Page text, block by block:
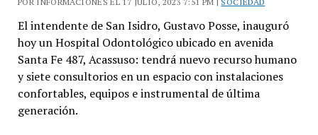
El intendente de San Isidro, Gustavo Posse, inauguró
hoy un Hospital Odontológico ubicado en avenida
Santa Fe 487, Acassuso: tendrá nuevo recurso humano
y siete consultorios en un espacio con instalaciones
confortables, equipos e instrumental de última
generación.